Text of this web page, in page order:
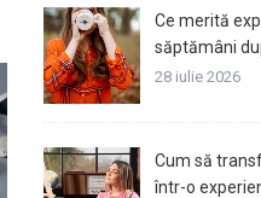
Ce merită
săptămâni
28 iulie 2026
Cum să
într-o